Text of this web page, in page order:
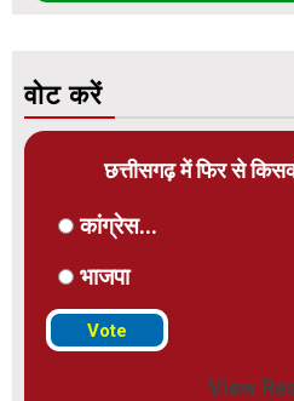
वोट करें
छत्तीसगढ़ में फिर से
कांग्रेस...
भाजपा
View